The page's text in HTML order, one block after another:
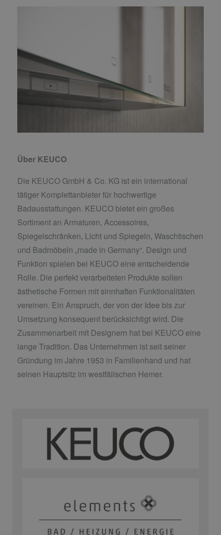
Über KEUCO
Die KEUCO GmbH & Co. KG ist ein international
tätiger Komplettanbieter für hochwertige
Badausstattungen. KEUCO bietet ein großes
Sortiment an Armaturen, Accessoires,
Spiegelschränken, Licht und Spiegeln, Waschtischen
und Badmöbeln „made in Germany“. Design und
Funktion spielen bei KEUCO eine entscheidende
Rolle. Die perfekt verarbeiteten Produkte sollen
ästhetische Formen mit sinnhaften Funktionalitäten
vereinen. Ein Anspruch, der von der Idee bis zur
Umsetzung konsequent berücksichtigt wird. Die
Zusammenarbeit mit Designern hat bei KEUCO eine
lange Tradition. Das Unternehmen ist seit seiner
Gründung im Jahre 1953 in Familienhand und hat
seinen Hauptsitz im westfälischen Hemer.